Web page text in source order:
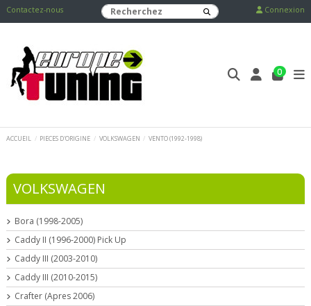
Contactez-nous Connexion
0
ACCUEIL PIECES D'ORIGINE VOLKSWAGEN VENTO (1992-1998)
VOLKSWAGEN
Bora (1998-2005)
Caddy II (1996-2000) Pick Up
Caddy III (2003-2010)
Caddy III (2010-2015)
Crafter (Apres 2006)